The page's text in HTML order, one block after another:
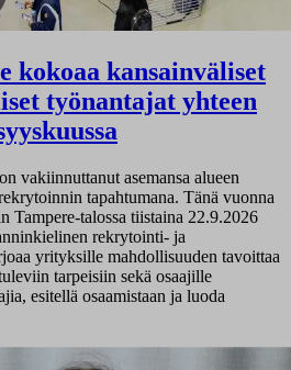
kokoaa kansainväliset
työnantajat yhteen
vakiinnuttanut asemansa alueen
tapahtumana. Tänä vuonna
Tampere-talossa tiistaina 22.9.2026
rekrytointi- ja
yrityksille mahdollisuuden tavoittaa
tarpeisiin sekä osaajille
esitellä osaamistaan ja luoda